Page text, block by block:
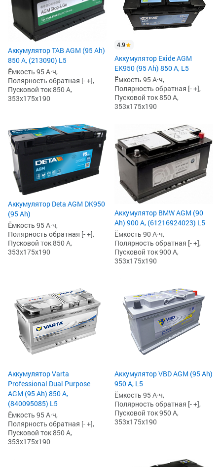
Аккумулятор TAB AGM (95 Ah)
850 А, (213090) L5
Ёмкость 95 А·ч,
Полярность обратная [- +],
Пусковой ток 850 А,
353x175x190
4.9
Аккумулятор Exide AGM
EK950 (95 Ah) 850 А, L5
Ёмкость 95 А·ч,
Полярность обратная [- +],
Пусковой ток 850 А,
353x175x190
Аккумулятор Deta AGM DK950
(95 Ah)
Ёмкость 95 А·ч,
Полярность обратная [- +],
Пусковой ток 850 А,
353x175x190
Аккумулятор BMW AGM (90
Ah) 900 А, (61216924023) L5
Ёмкость 90 А·ч,
Полярность обратная [- +],
Пусковой ток 900 А,
353x175x190
Аккумулятор Varta
Professional Dual Purpose
AGM (95 Ah) 850 А,
(840095085) L5
Ёмкость 95 А·ч,
Полярность обратная [- +],
Пусковой ток 850 А,
353x175x190
Аккумулятор VBD AGM (95 Ah)
950 А, L5
Ёмкость 95 А·ч,
Полярность обратная [- +],
Пусковой ток 950 А,
353x175x190